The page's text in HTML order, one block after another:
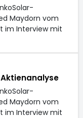
Maydorn vom
im Interview mit
Maydorn vom
im Interview mit